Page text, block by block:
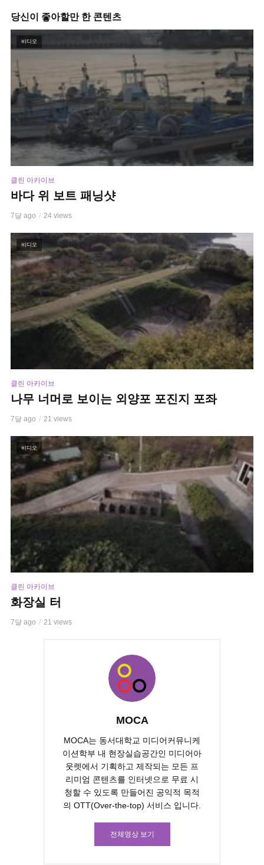
당신이 좋아할만 한 콘텐츠
비디오
클린 아카이브
바다 위 보트 패닝샷
7달 ago 24 views
비디오
클린 아카이브
나무 너머로 보이는 외양포 포진지 포좌
7달 ago 21 views
비디오
클린 아카이브
화장실 터
7달 ago 21 views
MOCA
MOCA는 동서대학교 미디어커뮤니케
이션학부 내 현장실습공간인 미디어아
웃렛에서 기획하고 제작되는 모든 프
리미엄 콘텐츠를 인터넷으로 무료 시
청할 수 있도록 만들어진 공익적 목적
의 OTT(Over-the-top) 서비스 입니다.
전체영상 보기